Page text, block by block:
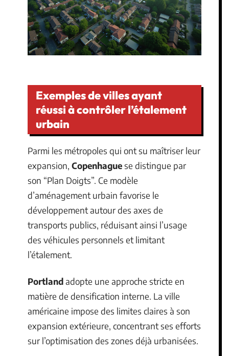
Exemples de villes ayant
réussi à contrôler l’étalement
urbain
Parmi les métropoles qui ont su maîtriser leur
expansion, Copenhaguese distingue par
son “Plan Doigts”. Ce modèle
d’aménagement urbain favorise le
développement autour des axes de
transports publics, réduisant ainsi l’usage
des véhicules personnels et limitant
l’étalement.
Portlandadopte une approche stricte en
matière de densification interne. La ville
américaine impose des limites claires à son
expansion extérieure, concentrant ses efforts
sur l’optimisation des zones déjà urbanisées.